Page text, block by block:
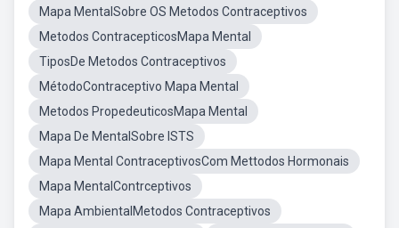
Mapa MentalSobre OS Metodos Contraceptivos
Metodos ContracepticosMapa Mental
TiposDe Metodos Contraceptivos
MétodoContraceptivo Mapa Mental
Metodos PropedeuticosMapa Mental
Mapa De MentalSobre ISTS
Mapa Mental ContraceptivosCom Mettodos Hormonais
Mapa MentalContrceptivos
Mapa AmbientalMetodos Contraceptivos